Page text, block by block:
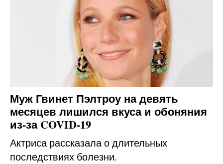
Муж Гвинет Пэлтроу на девять
месяцев лишился вкуса и обоняния
из-за COVID-19
Актриса рассказала о длительных
последствиях болезни.